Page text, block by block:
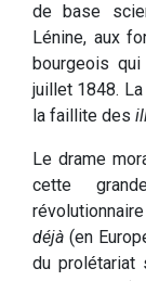
de base
Lénine, aux
bourgeois
juillet 1848.
la faillite des
Le drame
cette
déjà (en
du prolétariat